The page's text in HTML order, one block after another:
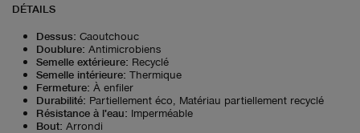
DÉTAILS
Dessus: Caoutchouc
Doublure: Antimicrobiens
Semelle extérieure: Recyclé
Semelle intérieure: Thermique
Fermeture: À enfiler
Durabilité: Partiellement éco, Matériau partiellement recyclé
Résistance à l'eau: Imperméable
Bout: Arrondi